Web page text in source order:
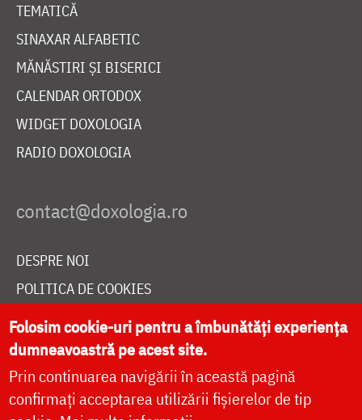
TEMATICĂ
SINAXAR ALFABETIC
MĂNĂSTIRI ȘI BISERICI
CALENDAR ORTODOX
WIDGET DOXOLOGIA
RADIO DOXOLOGIA
DESPRE NOI
POLITICA DE COOKIES
DONEAZĂ ONLINE PENTRU CATEDRALA NAȚIONALĂ
LIVE
Folosim cookie-uri pentru a îmbunătăți experiența
dumneavoastră pe acest site.
Prin continuarea navigării în această pagină
confirmați acceptarea utilizării fișierelor de tip